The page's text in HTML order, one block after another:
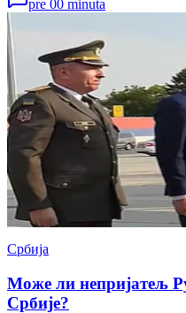
pre 00 minuta
Србија
Може ли непријатељ
Србије?